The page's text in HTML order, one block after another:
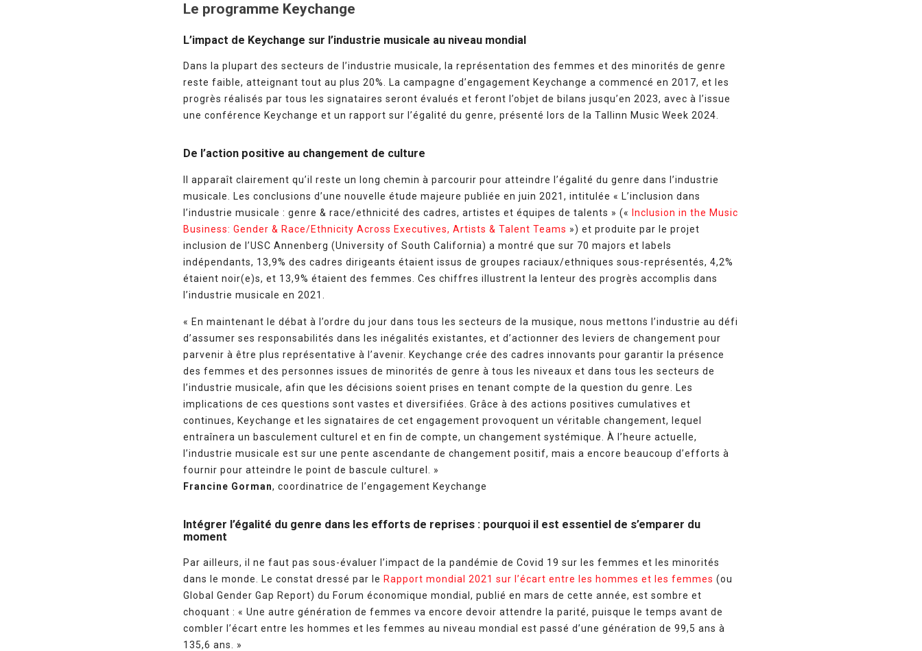
Le programme Keychange
L’impact de Keychange sur l’industrie musicale au niveau mondial
Dans la plupart des secteurs de l’industrie musicale, la représentation des femmes et des minorités de genre
reste faible, atteignant tout au plus 20%. La campagne d’engagement Keychange a commencé en 2017, et les
progrès réalisés par tous les signataires seront évalués et feront l’objet de bilans jusqu’en 2023, avec à l’issue
une conférence Keychange et un rapport sur l’égalité du genre, présenté lors de la Tallinn Music Week 2024.
De l’action positive au changement de culture
Il apparaît clairement qu’il reste un long chemin à parcourir pour atteindre l’égalité du genre dans l’industrie
musicale. Les conclusions d’une nouvelle étude majeure publiée en juin 2021, intitulée « L’inclusion dans
l’industrie musicale : genre & race/ethnicité des cadres, artistes et équipes de talents » («
Inclusion in the Music
Business: Gender & Race/Ethnicity Across Executives, Artists & Talent Teams ») et produite par le projet
inclusion de l’USC Annenberg (University of South California) a montré que sur 70 majors et labels
indépendants, 13,9% des cadres dirigeants étaient issus de groupes raciaux/ethniques sous-représentés, 4,2%
étaient noir(e)s, et 13,9% étaient des femmes. Ces chiffres illustrent la lenteur des progrès accomplis dans
l’industrie musicale en 2021.
« En maintenant le débat à l’ordre du jour dans tous les secteurs de la musique, nous mettons l’industrie au défi
d’assumer ses responsabilités dans les inégalités existantes, et d’actionner des leviers de changement pour
parvenir à être plus représentative à l’avenir. Keychange crée des cadres innovants pour garantir la présence
des femmes et des personnes issues de minorités de genre à tous les niveaux et dans tous les secteurs de
l’industrie musicale, afin que les décisions soient prises en tenant compte de la question du genre. Les
implications de ces questions sont vastes et diversifiées. Grâce à des actions positives cumulatives et
continues, Keychange et les signataires de cet engagement provoquent un véritable changement, lequel
entraînera un basculement culturel et en fin de compte, un changement systémique. À l’heure actuelle,
l’industrie musicale est sur une pente ascendante de changement positif, mais a encore beaucoup d’efforts à
fournir pour atteindre le point de bascule culturel. »
Francine Gorman, coordinatrice de l’engagement Keychange
Intégrer l’égalité du genre dans les efforts de reprises : pourquoi il est essentiel de s’emparer du
moment
Par ailleurs, il ne faut pas sous-évaluer l’impact de la pandémie de Covid 19 sur les femmes et les minorités
dans le monde. Le constat dressé par le Rapport mondial 2021 sur l’écart entre les hommes et les femmes (ou
Global Gender Gap Report) du Forum économique mondial, publié en mars de cette année, est sombre et
choquant : « Une autre génération de femmes va encore devoir attendre la parité, puisque le temps avant de
combler l’écart entre les hommes et les femmes au niveau mondial est passé d’une génération de 99,5 ans à
135,6 ans. »